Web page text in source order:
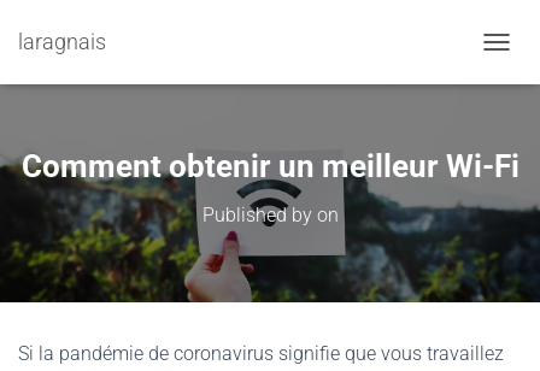
laragnais
Comment obtenir un meilleur Wi-Fi
Published by on
Si la pandémie de coronavirus signifie que vous travaillez